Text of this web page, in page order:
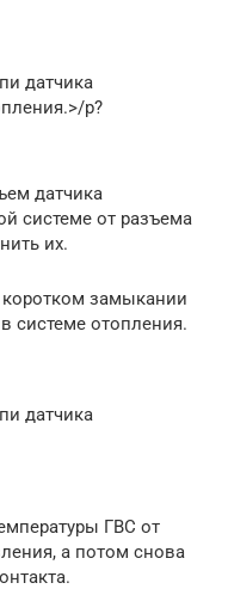
датчика
p?
датчика
системе от разъема
их.
замыкании
системе отопления.
датчика
ГВС от
а потом снова